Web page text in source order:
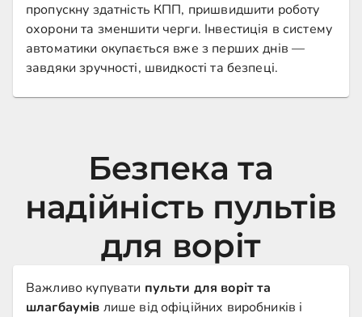
пропускну здатність КПП, пришвидшити роботу
охорони та зменшити черги. Інвестиція в систему
автоматики окупається вже з перших днів —
завдяки зручності, швидкості та безпеці.
Безпека та
надійність пультів
для воріт
Важливо купувати пульти для воріт та
шлагбаумів лише від офіційних виробників і